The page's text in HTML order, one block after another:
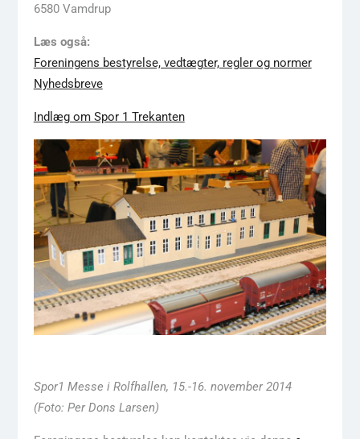
6580 Vamdrup
Læs også:
Foreningens bestyrelse, vedtægter, regler og normer
Nyhedsbreve
Indlæg om Spor 1 Trekanten
Spor1 Messe i Rolfhallen, 15.-16. november 2014
(Foto: Per Dons Larsen)